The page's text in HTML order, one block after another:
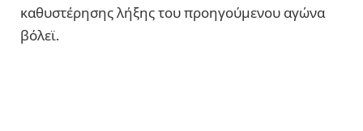
καθυστέρησης λήξης του προηγούμενου αγώνα
βόλεϊ.